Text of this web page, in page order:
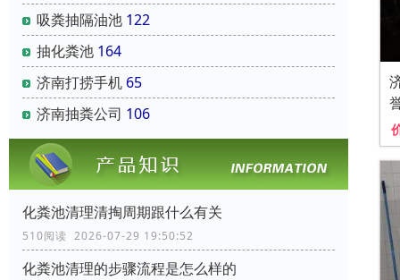
吸粪抽隔油池 122
抽化粪池 164
济南打捞手机 65
济南抽粪公司 106
化粪池清理清掏周期跟什么有关
510阅读 2026-07-29 19:50:52
化粪池清理的步骤流程是怎么样的